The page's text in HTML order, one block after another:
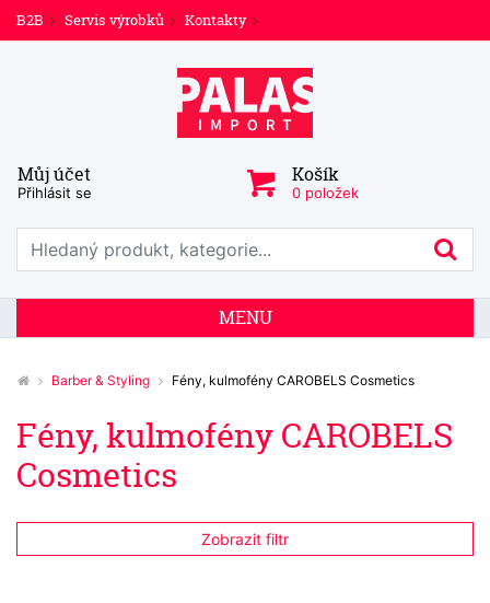
B2B Servis výrobků Kontakty
Můj účet
Přihlásit se
Košík
0 položek
Prohledat web
MENU
Barber & Styling Fény, kulmofény CAROBELS Cosmetics
Fény, kulmofény CAROBELS
Cosmetics
Zobrazit filtr